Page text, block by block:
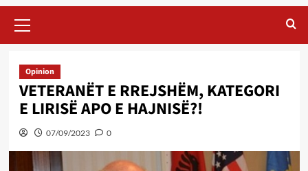
Menu
Opinion
VETERANËT E RREJSHËM, KATEGORI
E LIRISË APO E HAJNISË?!
07/09/2023 0